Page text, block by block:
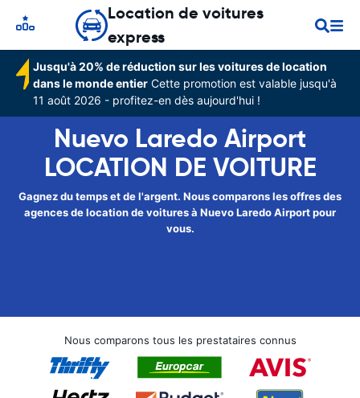
Location de voitures
express
Jusqu'à 20% de réduction sur les voitures de location
dans le monde entier Cette promotion est valable jusqu'à
11 août 2026 - profitez-en dès aujourd'hui !
Nuevo Laredo Airport
LOCATION DE VOITURE
Gagnez du temps et de l'argent. Nous comparons les offres des
agences de location de voitures à Nuevo Laredo Airport pour
vous.
Nous comparons tous les prestataires connus